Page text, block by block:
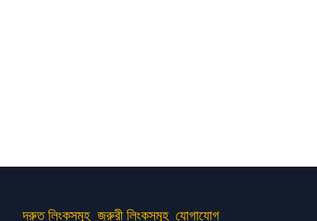
দ্রুত লিংকসমূহ জরুরী লিংকসমূহ যোগাযোগ